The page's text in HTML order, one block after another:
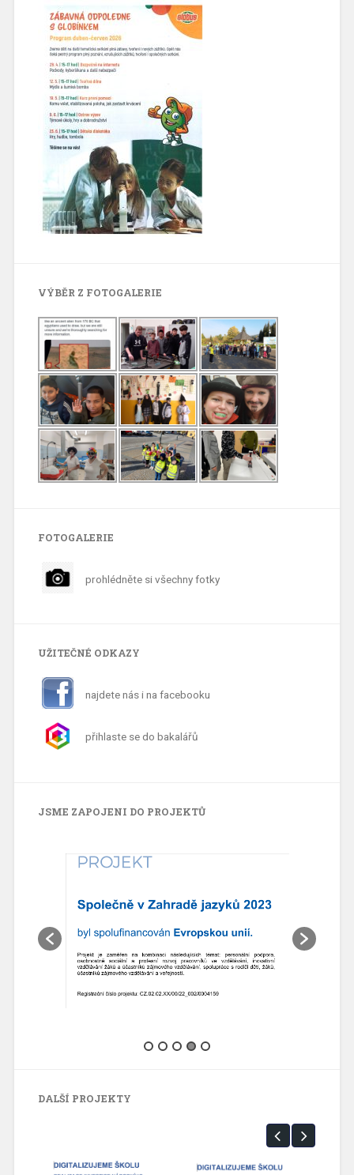
VÝBĚR Z FOTOGALERIE
FOTOGALERIE
prohlédněte si všechny fotky
UŽITEČNÉ ODKAZY
najdete nás i na facebooku
přihlaste se do bakalářů
JSME ZAPOJENI DO PROJEKTŮ
DALŠÍ PROJEKTY